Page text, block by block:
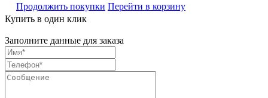
Продолжить покупки Перейти в корзину
Купить в один клик
Заполните данные для заказа